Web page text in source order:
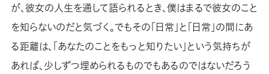
が、彼女の人生を通して語られるとき、僕はまるで彼女のこと
を知らないのだと気づく。でもその「日常」と「日常」の間にあ
る距離は、「あなたのことをもっと知りたい」という気持ちが
あれば、少しずつ埋められるものでもあるのではないだろう